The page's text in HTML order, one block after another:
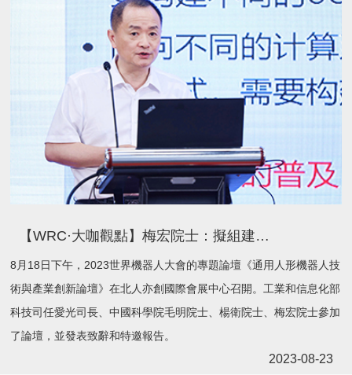
【WRC·大咖觀點】梅宏院士：擬組建「機器人泛在操作系統產業聯盟」
8月18日下午，2023世界機器人大會的專題論壇《通用人形機器人技
術與產業創新論壇》在北人亦創國際會展中心召開。工業和信息化部
科技司任愛光司長、中國科學院毛明院士、楊衛院士、梅宏院士參加
了論壇，並發表致辭和特邀報告。
2023-08-23